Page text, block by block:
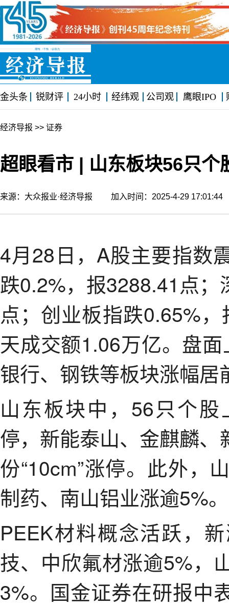
金头条 锐财评 24小时 经纬观 公司观 鹰眼IPO
经济导报 >> 证券
超眼看市 | 山东板块56只
来源：大众报业·经济导报 加入时间：2025-4-29
4月28日，A股主要指数
跌0.2%，报3288.41点
点；创业板指跌0.65%
天成交额1.06万亿。盘
银行、钢铁等板块涨幅居
山东板块中，56只个股
停，新能泰山、金麒麟
份“10cm”涨停。此外，
制药、南山铝业涨逾5%。
PEEK材料概念活跃，
技、中欣氟材涨逾5%，
3%。国金证券在研报中